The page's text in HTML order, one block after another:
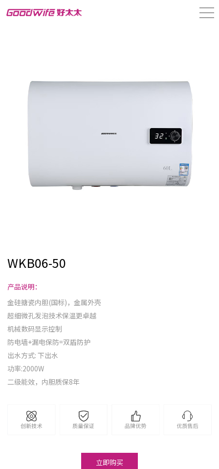
WKB06-50
产品说明：
金硅搪瓷内胆(国标)，金属外壳
超细微孔发泡技术保温更卓越
机械数码显示控制
防电墙+漏电保防=双盾防护
出水方式: 下出水
功率:2000W
二级能效，内胆质保8年
立即购买